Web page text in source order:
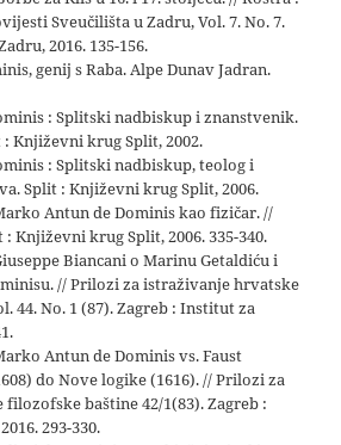
Sveučilišta u Zadru, Vol. 7. No. 7.
2016. 135-156.
genij s Raba. Alpe Dunav Jadran.
: Splitski nadbiskup i znanstvenik.
Književni krug Split, 2002.
: Splitski nadbiskup, teolog i
Split : Književni krug Split, 2006.
Antun de Dominis kao fizičar. //
Književni krug Split, 2006. 335-340.
Biancani o Marinu Getaldiću i
// Prilozi za istraživanje hrvatske
44. No. 1 (87). Zagreb : Institut za
Antun de Dominis vs. Faust
do Nove logike (1616). // Prilozi za
baštine 42/1(83). Zagreb :
293-330.